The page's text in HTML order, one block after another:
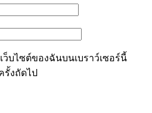
บไซต์ของฉันบนเบราว์เซอร์นี้
รั้งถัดไป